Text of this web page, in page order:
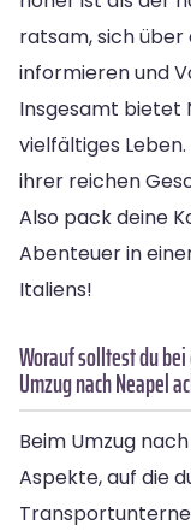
ratsam, sich über
informieren und
Insgesamt bietet
vielfältiges
ihrer reichen
Also pack deine
Abenteuer in
Italiens!
Worauf solltest du
Umzug nach Neapel
Beim Umzug
Aspekte, auf die